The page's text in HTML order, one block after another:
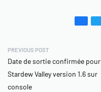
PREVIOUS POST
Date de sortie confirmée pour
Stardew Valley version 1.6 sur
console